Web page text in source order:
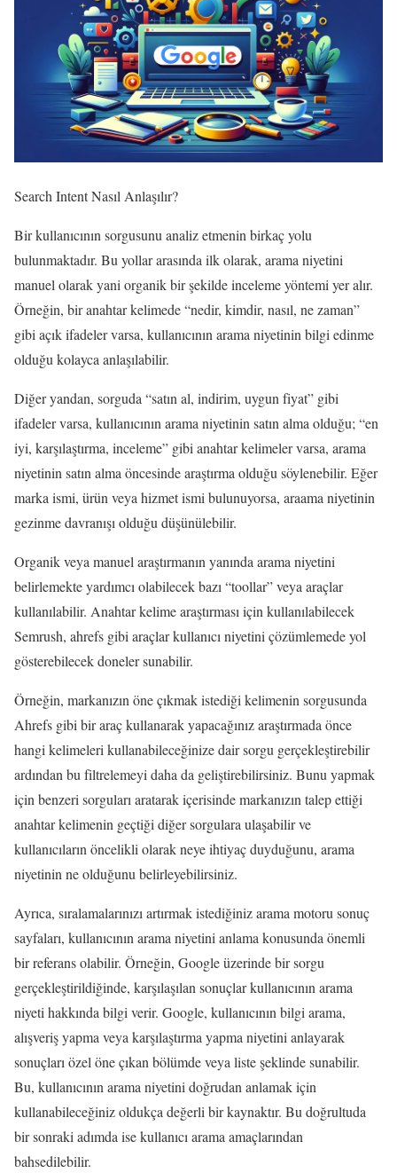
Search Intent Nasıl Anlaşılır?
Bir kullanıcının sorgusunu analiz etmenin birkaç yolu
bulunmaktadır. Bu yollar arasında ilk olarak, arama niyetini
manuel olarak yani organik bir şekilde inceleme yöntemi yer alır.
Örneğin, bir anahtar kelimede “nedir, kimdir, nasıl, ne zaman”
gibi açık ifadeler varsa, kullanıcının arama niyetinin bilgi edinme
olduğu kolayca anlaşılabilir.
Diğer yandan, sorguda “satın al, indirim, uygun fiyat” gibi
ifadeler varsa, kullanıcının arama niyetinin satın alma olduğu; “en
iyi, karşılaştırma, inceleme” gibi anahtar kelimeler varsa, arama
niyetinin satın alma öncesinde araştırma olduğu söylenebilir. Eğer
marka ismi, ürün veya hizmet ismi bulunuyorsa, araama niyetinin
gezinme davranışı olduğu düşünülebilir.
Organik veya manuel araştırmanın yanında arama niyetini
belirlemekte yardımcı olabilecek bazı “toollar” veya araçlar
kullanılabilir. Anahtar kelime araştırması için kullanılabilecek
Semrush, ahrefs gibi araçlar kullanıcı niyetini çözümlemede yol
gösterebilecek doneler sunabilir.
Örneğin, markanızın öne çıkmak istediği kelimenin sorgusunda
Ahrefs gibi bir araç kullanarak yapacağınız araştırmada önce
hangi kelimeleri kullanabileceğinize dair sorgu gerçekleştirebilir
ardından bu filtrelemeyi daha da geliştirebilirsiniz. Bunu yapmak
için benzeri sorguları aratarak içerisinde markanızın talep ettiği
anahtar kelimenin geçtiği diğer sorgulara ulaşabilir ve
kullanıcıların öncelikli olarak neye ihtiyaç duyduğunu, arama
niyetinin ne olduğunu belirleyebilirsiniz.
Ayrıca, sıralamalarınızı artırmak istediğiniz arama motoru sonuç
sayfaları, kullanıcının arama niyetini anlama konusunda önemli
bir referans olabilir. Örneğin, Google üzerinde bir sorgu
gerçekleştirildiğinde, karşılaşılan sonuçlar kullanıcının arama
niyeti hakkında bilgi verir. Google, kullanıcının bilgi arama,
alışveriş yapma veya karşılaştırma yapma niyetini anlayarak
sonuçları özel öne çıkan bölümde veya liste şeklinde sunabilir.
Bu, kullanıcının arama niyetini doğrudan anlamak için
kullanabileceğiniz oldukça değerli bir kaynaktır. Bu doğrultuda
bir sonraki adımda ise kullanıcı arama amaçlarından
bahsedilebilir.